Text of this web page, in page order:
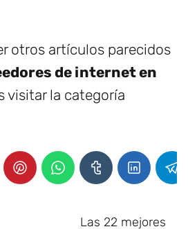
otros artículos parecidos
de internet en
visitar la categoría
Las 22 mejores